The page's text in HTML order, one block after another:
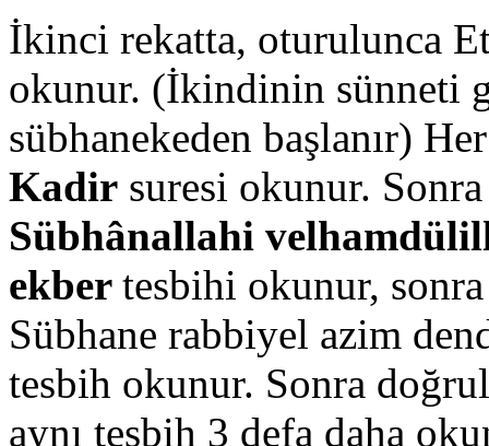
İkinci rekatta, oturulunca
okunur. (İkindinin sünneti
sübhanekeden başlanır)
Kadir suresi okunur.
Sübhânallahi
ekber tesbihi okunur,
Sübhane rabbiyel azim
tesbih okunur. Sonra
aynı tesbih 3 defa daha